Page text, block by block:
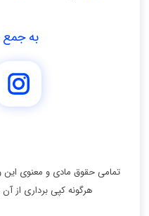
به جمع
تمامی حقوق مادی و معنوی
هرگونه کپی برداری از